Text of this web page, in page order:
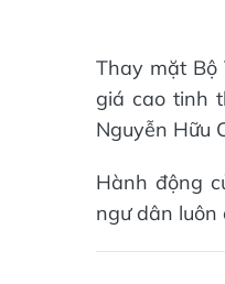
Thay mặt Bộ
giá cao tinh
Nguyễn Hữu
Hành động
ngư dân luôn